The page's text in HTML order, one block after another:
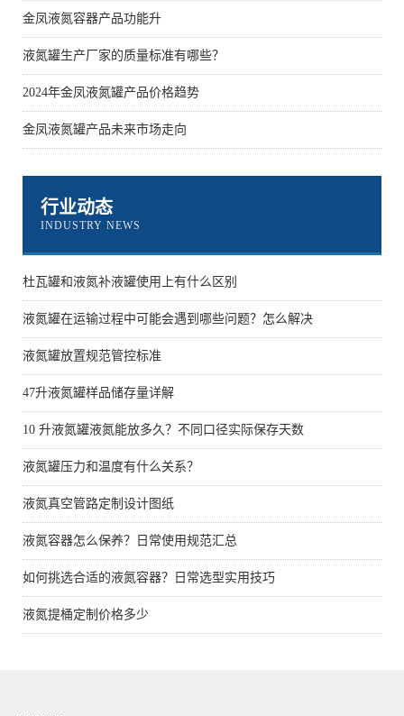
金凤液氮容器产品功能升
液氮罐生产厂家的质量标准有哪些？
2024年金凤液氮罐产品价格趋势
金凤液氮罐产品未来市场走向
行业动态
INDUSTRY NEWS
杜瓦罐和液氮补液罐使用上有什么区别
液氮罐在运输过程中可能会遇到哪些问题？怎么解决
液氮罐放置规范管控标准
47升液氮罐样品储存量详解
10 升液氮罐液氮能放多久？不同口径实际保存天数
液氮罐压力和温度有什么关系？
液氮真空管路定制设计图纸
液氮容器怎么保养？日常使用规范汇总
如何挑选合适的液氮容器？日常选型实用技巧
液氮提桶定制价格多少